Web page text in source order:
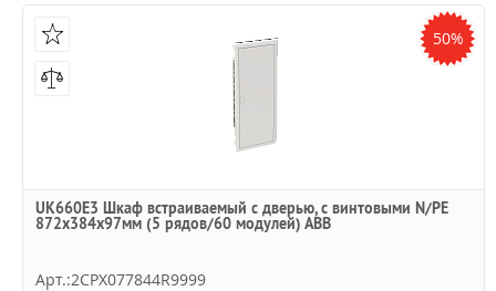
50%
UK660E3 Шкаф встраиваемый с дверью, с винтовыми N/PE
872х384х97мм (5 рядов/60 модулей) АВВ
Арт.:2CPX077844R9999